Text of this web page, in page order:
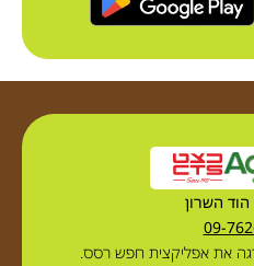
09-
את אפליקצית חפש רסס.